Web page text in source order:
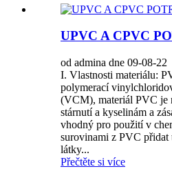
UPVC A CPVC
od admina dne 09-08-22
I. Vlastnosti materiálu:
polymerací
(VCM), materiál PVC je
stárnutí a kyselinám a
vhodný pro použití v
surovinami z PVC přidat
látky...
Přečtěte si více